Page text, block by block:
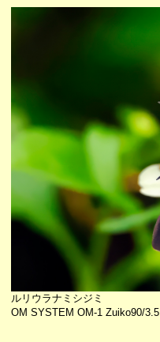
ルリウラナミシジミ
OM SYSTEM OM-1 Zuiko90/3.5